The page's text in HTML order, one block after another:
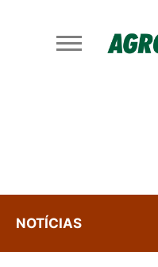
NOTÍCIAS